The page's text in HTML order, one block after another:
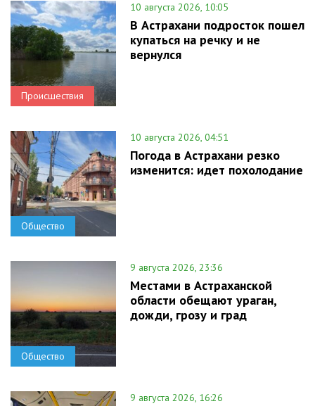
Происшествия
10 августа 2026, 10:05
В Астрахани подросток пошел
купаться на речку и не
вернулся
Общество
10 августа 2026, 04:51
Погода в Астрахани резко
изменится: идет похолодание
Общество
9 августа 2026, 23:36
Местами в Астраханской
области обещают ураган,
дожди, грозу и град
9 августа 2026, 16:26